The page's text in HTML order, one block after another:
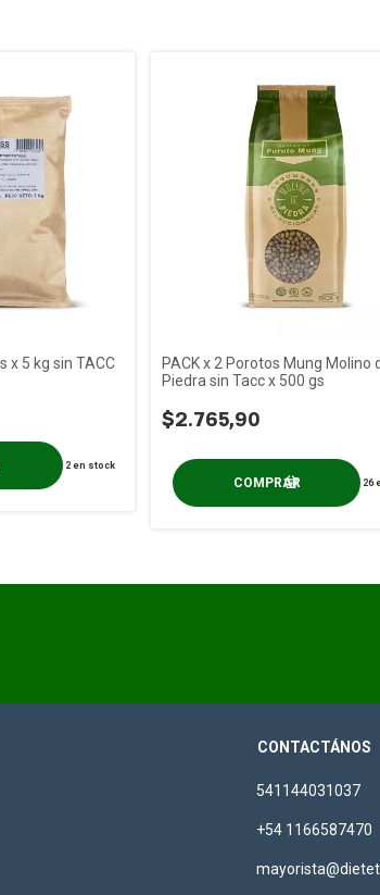
x 5 kg sin TACC
2en stock
PACK x 2 Porotos Mung Molino
Piedra sin Tacc x 500 gs
$2.765,90
26
CONTACTÁNOS
541144031037
+54 1166587470